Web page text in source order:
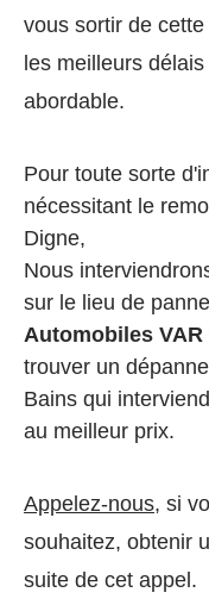
vous sortir de
les meilleurs
abordable.
Pour toute sorte
nécessitant le
Digne,
Nous
sur le lieu de
Automobiles VAR
trouver un
Bains qui
au meilleur prix.
Appelez-nous, si
souhaitez, obtenir
suite de cet appel.